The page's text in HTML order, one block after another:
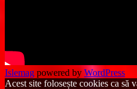
Islemag powered by WordPress
Acest site folosește cookies ca să